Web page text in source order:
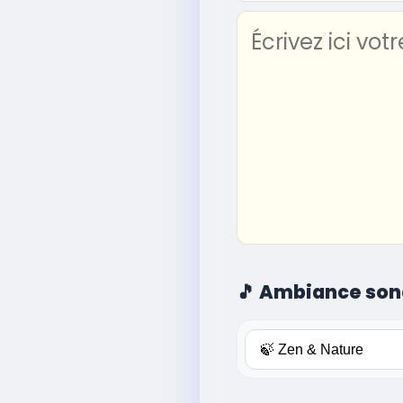
🎵 Ambiance